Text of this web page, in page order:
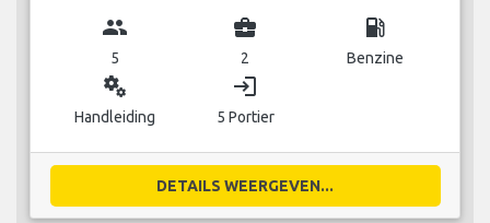
group
5
business_center
2
local_gas_station
Benzine
miscellaneous_services
Handleiding
login
5 Portier
DETAILS WEERGEVEN...